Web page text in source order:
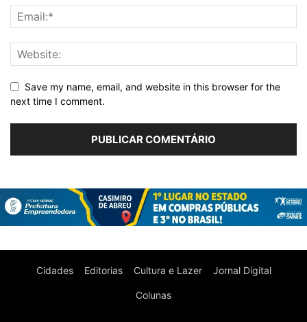
Save my name, email, and website in this browser for the
next time I comment.
Cidades Editorias Cultura e Lazer Jornal Digital
Colunas